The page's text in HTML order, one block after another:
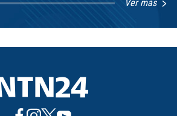
Ver más